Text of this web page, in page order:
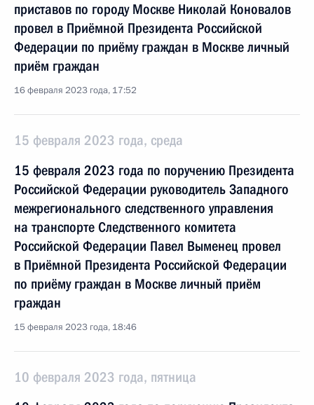
приставов по городу Москве Николай Коновалов
провел в Приёмной Президента Российской
Федерации по приёму граждан в Москве личный
приём граждан
16 февраля 2023 года, 17:52
15 февраля 2023 года, среда
15 февраля 2023 года по поручению Президента
Российской Федерации руководитель Западного
межрегионального следственного управления
на транспорте Следственного комитета
Российской Федерации Павел Выменец провел
в Приёмной Президента Российской Федерации
по приёму граждан в Москве личный приём
граждан
15 февраля 2023 года, 18:46
10 февраля 2023 года, пятница